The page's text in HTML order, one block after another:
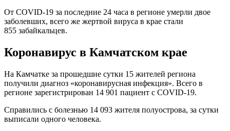
От COVID-19 за последние 24 часа в регионе умерли двое
заболевших, всего же жертвой вируса в крае стали
855 забайкальцев.
Коронавирус в Камчатском крае
На Камчатке за прошедшие сутки 15 жителей региона
получили диагноз «коронавирусная инфекция». Всего в
регионе зарегистрирован 14 901 пациент с COVID-19.
Справились с болезнью 14 093 жителя полуострова, за сутки
выписали одного человека.